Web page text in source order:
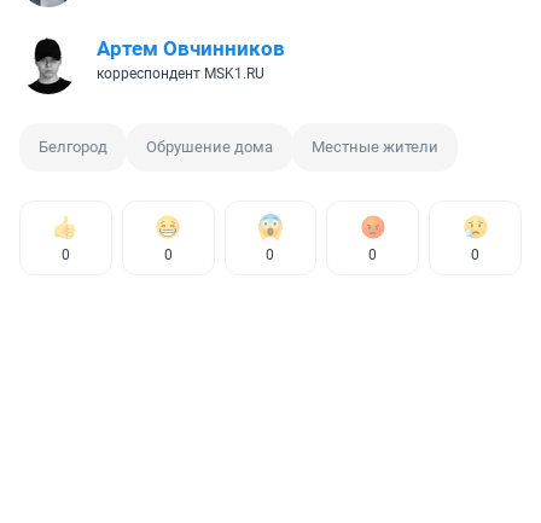
Артем Овчинников
корреспондент MSK1.RU
Белгород Обрушение дома Местные жители
0 0 0 0 0